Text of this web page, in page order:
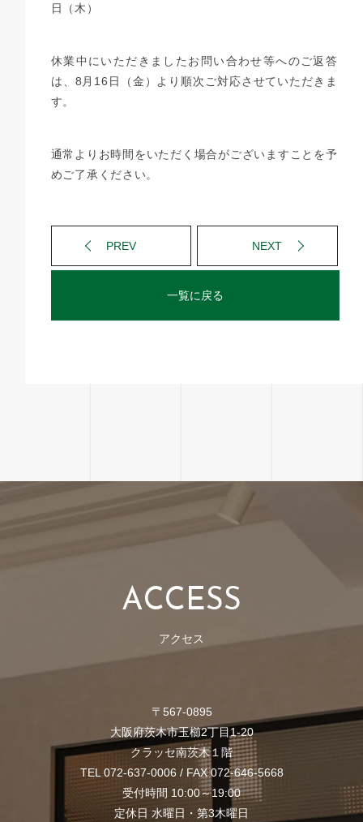
日（木）
休業中にいただきましたお問い合わせ等へのご返答
は、8月16日（金）より順次ご対応させていただきま
す。
通常よりお時間をいただく場合がございますことを予
めご了承ください。
PREV NEXT
一覧に戻る
ACCESS
アクセス
〒567-0895
大阪府茨木市玉櫛2丁目1-20
クラッセ南茨木１階
TEL 072-637-0006 / FAX 072-646-5668
受付時間 10:00～19:00
定休日 水曜日・第3木曜日